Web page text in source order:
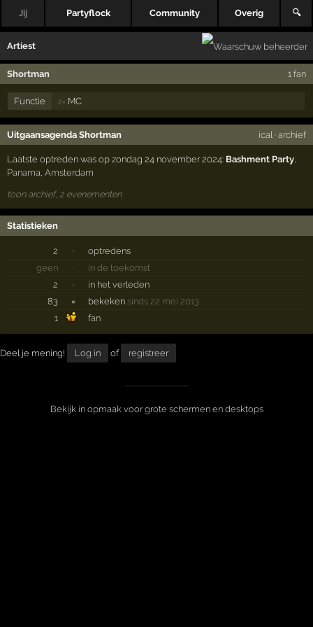
Jij Partyflock Community Overig 🔍
Artiest
Shortman 1 fan
Functie 2× MC
Uitgaansagenda Shortman ical· archief
Laatste optreden was op zondag 24 november 2024: Bashment Party
Panama ,Amsterdam
toon archief, 2 evenementen
Statistieken
2 ·
optredens
geen
·
in de toekomst
2
·
in het verleden
83
× bekeken sinds 22 mei 2013
1
fan
Deel je mening! Log in of registreer
Bekijk in opmaak voor grote schermen en desktops